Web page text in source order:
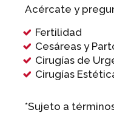
Acércate y
Fertilidad
Cesáreas y
Cirugías de
Cirugías
*Sujeto a